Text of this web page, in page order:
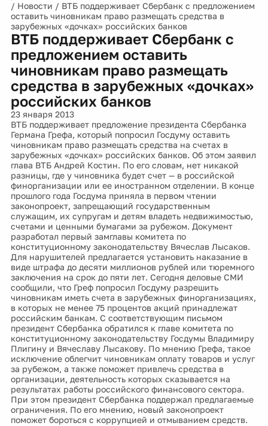
/ Новости / ВТБ поддерживает Сбербанк с предложением
оставить чиновникам право размещать средства в
зарубежных «дочках» российских банков
ВТБ поддерживает Сбербанк с
предложением оставить
чиновникам право размещать
средства в зарубежных «дочках»
российских банков
23 января 2013
ВТБ поддерживает предложение президента Сбербанка
Германа Грефа, который попросил Госдуму оставить
чиновникам право размещать средства на счетах в
зарубежных «дочках» российских банков. Об этом заявил
глава ВТБ Андрей Костин. По его словам, нет никакой
разницы, где у чиновника будет счет — в российской
финорганизации или ее иностранном отделении. В конце
прошлого года Госдума приняла в первом чтении
законопроект, запрещающий государственным
служащим, их супругам и детям владеть недвижимостью,
счетами и ценными бумагами за рубежом. Документ
разработал первый замглавы комитета по
конституционному законодательству Вячеслав Лысаков.
Для нарушителей предлагается установить наказание в
виде штрафа до десяти миллионов рублей или тюремного
заключения на срок до пяти лет. Сегодня деловые СМИ
сообщили, что Греф попросил Госдуму разрешить
чиновникам иметь счета в зарубежных финорганизациях,
в которых не менее 75 процентов акций принадлежат
российским банкам. С соответствующим письмом
президент Сбербанка обратился к главе комитета по
конституционному законодательству Госдумы Владимиру
Плигину и Вячеславу Лысакову. По мнению Грефа, такое
исключение облегчит чиновникам оплату товаров и услуг
за рубежом, а также поможет привлечь средства в
организации, деятельность которых сказывается на
результатах работы российского финансового сектора.
При этом президент Сбербанка поддержал предлагаемые
ограничения. По его мнению, новый законопроект
поможет бороться с коррупцией и отмыванием средств.